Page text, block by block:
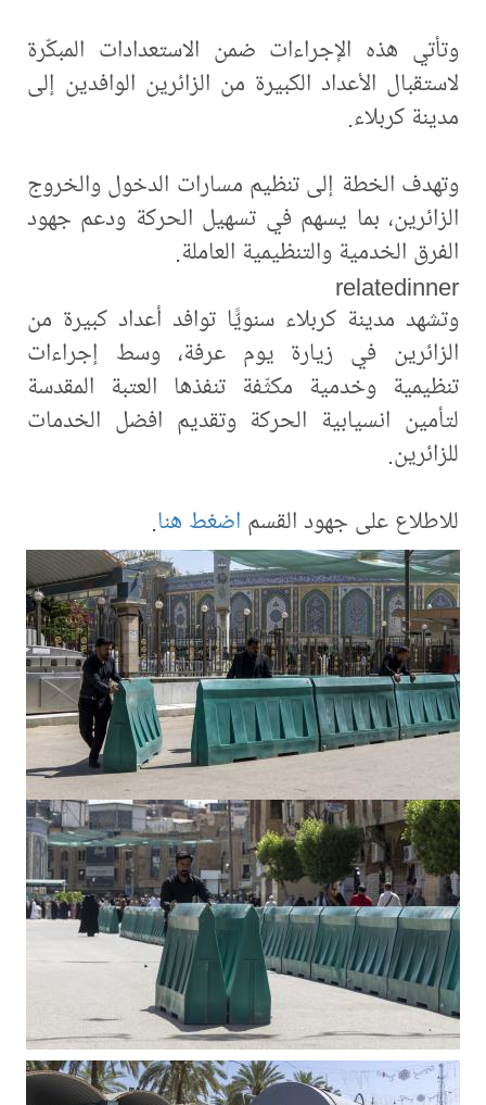
وتأتي هذه الإجراءات ضمن الاستعدادات المبكّرة
لاستقبال الأعداد الكبيرة من الزائرين الوافدين إلى
مدينة كربلاء.
وتهدف الخطة إلى تنظيم مسارات الدخول والخروج
الزائرين، بما يسهم في تسهيل الحركة ودعم جهود
الفرق الخدمية والتنظيمية العاملة.
relatedinner
وتشهد مدينة كربلاء سنويًّا توافد أعداد كبيرة من
الزائرين في زيارة يوم عرفة، وسط إجراءات
تنظيمية وخدمية مكثّفة تنفذها العتبة المقدسة
لتأمين انسيابية الحركة وتقديم افضل الخدمات
للزائرين.
للاطلاع على جهود القسم اضغط هنا.